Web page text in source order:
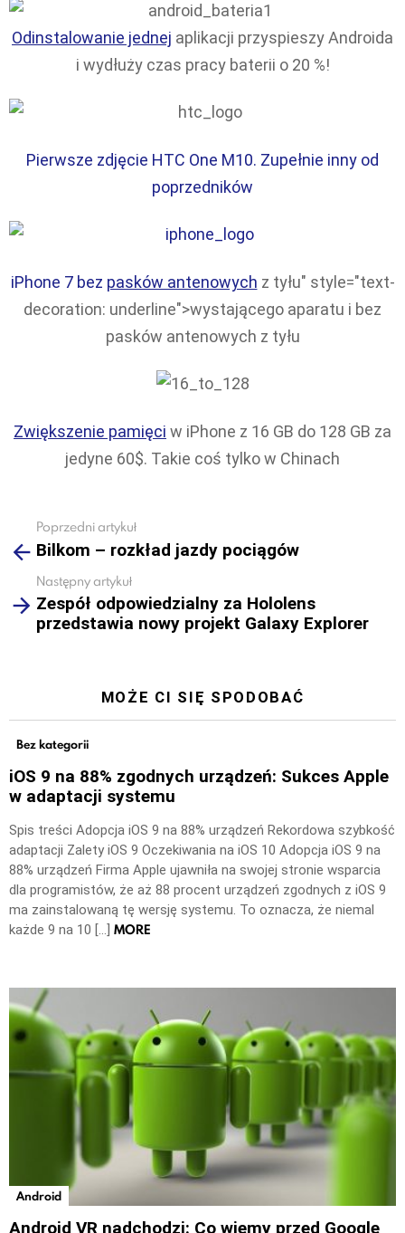
Odinstalowanie jednej aplikacji przyspieszy Androida
i wydłuży czas pracy baterii o 20 %!
Pierwsze zdjęcie HTC One M10. Zupełnie inny od
poprzedników
iPhone 7 bez pasków antenowych z tyłu" style="text-
decoration: underline">wystającego aparatu i bez
pasków antenowych z tyłu
Zwiększenie pamięci w iPhone z 16 GB do 128 GB za
jedyne 60$. Takie coś tylko w Chinach
more
Poprzedni artykuł
Bilkom – rozkład jazdy pociągów
Następny artykuł
Zespół odpowiedzialny za Hololens
przedstawia nowy projekt Galaxy Explorer
MOŻE CI SIĘ SPODOBAĆ
Bez kategorii
iOS 9 na 88% zgodnych urządzeń: Sukces Apple
w adaptacji systemu
Spis treści Adopcja iOS 9 na 88% urządzeń Rekordowa szybkość
adaptacji Zalety iOS 9 Oczekiwania na iOS 10 Adopcja iOS 9 na
88% urządzeń Firma Apple ujawniła na swojej stronie wsparcia
dla programistów, że aż 88 procent urządzeń zgodnych z iOS 9
ma zainstalowaną tę wersję systemu. To oznacza, że niemal
każde 9 na 10 […] MORE
Android
Android VR nadchodzi: Co wiemy przed Google